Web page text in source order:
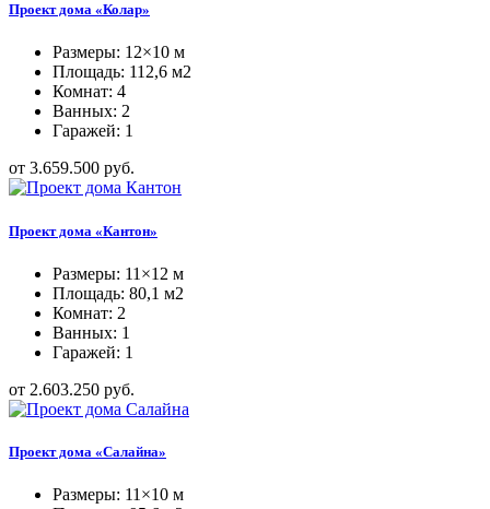
Проект дома «Колар»
Размеры: 12×10 м
Площадь: 112,6 м2
Комнат: 4
Ванных: 2
Гаражей: 1
от 3.659.500 руб.
Проект дома «Кантон»
Размеры: 11×12 м
Площадь: 80,1 м2
Комнат: 2
Ванных: 1
Гаражей: 1
от 2.603.250 руб.
Проект дома «Салайна»
Размеры: 11×10 м